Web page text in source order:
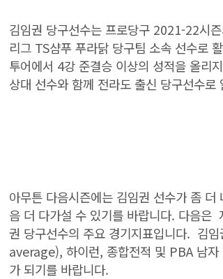
김임권 당구선수는 프로당구 2021-22시
리그 TS샴푸 푸라닭 당구팀 소속 선수로
투어에서 4강 준결승 이상의 성적을 올리
상대 선수와 함께 전라도 출신 당구선수로
아무튼 다음시즌에는 김임권 선수가 좀
음 더 다가설 수 있기를 바랍니다. 다음
권 당구선수의 주요 경기지표입니다. 김
average), 하이런, 종합전적 및 PBA 남자
가 되기를 바랍니다.